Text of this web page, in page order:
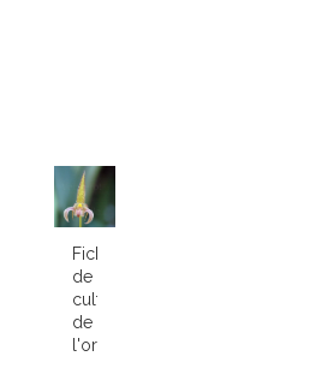
Fiche
de
culture
de
l'orchidée...